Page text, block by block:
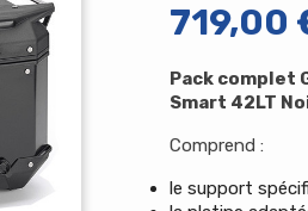
719,00
Pack complet
Smart 42LT
Comprend :
le support